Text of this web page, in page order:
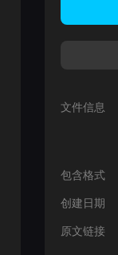
文件信息
包含格式
创建日期
原文链接